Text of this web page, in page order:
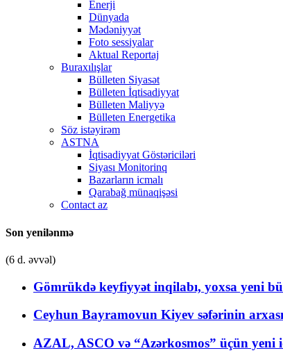
Enerji
Dünyada
Mədəniyyət
Foto sessiyalar
Aktual Reportaj
Buraxılışlar
Bülleten Siyasət
Bülleten İqtisadiyyat
Bülleten Maliyyə
Bülleten Energetika
Söz istəyirəm
ASTNA
İqtisadiyyat Göstəriciləri
Siyası Monitorinq
Bazarların icmalı
Qarabağ münaqişəsi
Contact az
Son yenilənmə
(6 d. əvvəl)
Gömrükdə keyfiyyət inqilabı, yoxsa yeni
Ceyhun Bayramovun Kiyev səfərinin
AZAL, ASCO və “Azərkosmos” üçün yeni